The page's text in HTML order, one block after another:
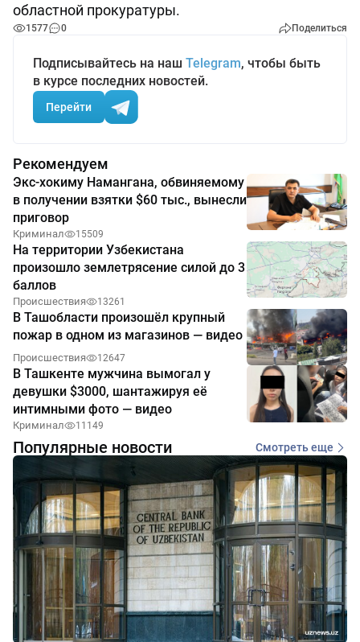
областной прокуратуры.
1577 0 Поделиться
Подписывайтесь на наш Telegram, чтобы быть
в курсе последних новостей.
Перейти
Рекомендуем
Экс-хокиму Намангана, обвиняемому
в получении взятки $60 тыс., вынесли
приговор
Криминал 15509
На территории Узбекистана
произошло землетрясение силой до 3
баллов
Происшествия 13261
В Ташобласти произошёл крупный
пожар в одном из магазинов — видео
Происшествия 12647
В Ташкенте мужчина вымогал у
девушки $3000, шантажируя её
интимными фото — видео
Криминал 11149
Популярные новости Смотреть еще